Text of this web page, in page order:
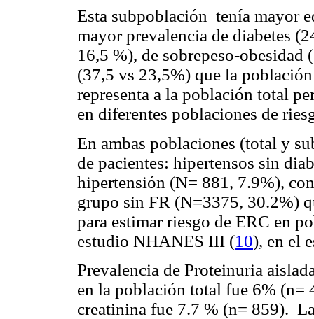
Esta subpoblación tenía mayor
mayor prevalencia de diabetes
16,5 %), de sobrepeso-
(37,5 vs 23,5%) que la
representa a la población total
en diferentes poblaciones de
En ambas poblaciones (total y
de pacientes: hipertensos sin
hipertensión (N= 881, 7.9%),
grupo sin FR (N=3375, 30.2%)
para estimar riesgo de ERC en
estudio NHANES III (10), en el
Prevalencia de Proteinuria
en la población total fue 6% (n=
creatinina fue 7.7 % (n= 859).